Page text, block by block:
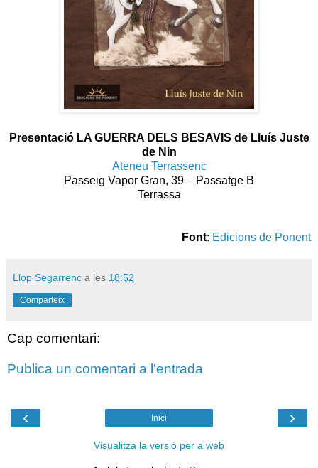
Presentació LA GUERRA DELS BESAVIS de Lluís Juste
de Nin
Ateneu Terrassenc
Passeig Vapor Gran, 39 – Passatge B
Terrassa
Font: Edicions de Ponent
Llop Segarrenc a les 18:52
Comparteix
Cap comentari:
Publica un comentari a l'entrada
‹ ›
Inici
Visualitza la versió per a web